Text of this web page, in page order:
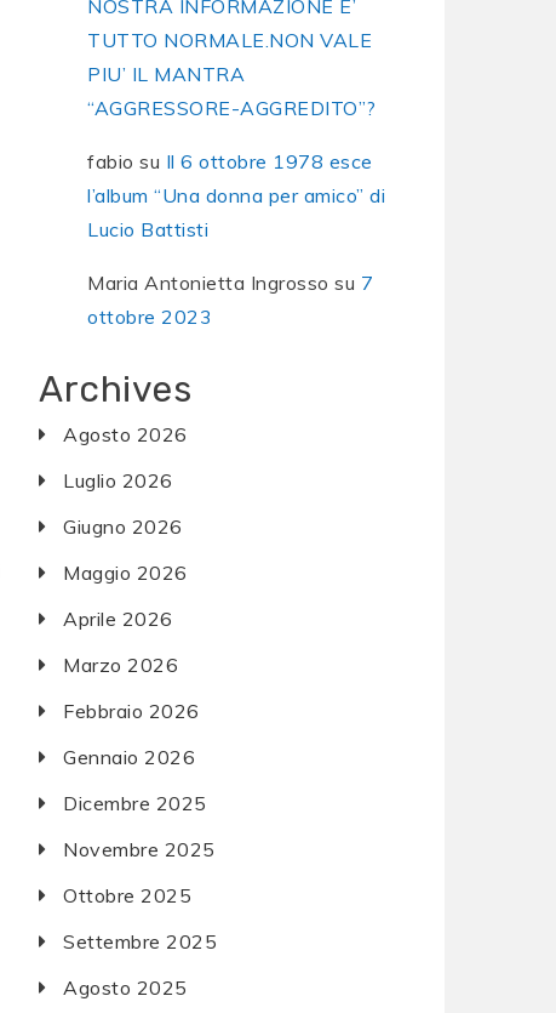
NOSTRA INFORMAZIONE E’
TUTTO NORMALE.NON VALE
PIU’ IL MANTRA
“AGGRESSORE-AGGREDITO”?
fabio su Il 6 ottobre 1978 esce
l’album “Una donna per amico” di
Lucio Battisti
Maria Antonietta Ingrosso su 7
ottobre 2023
Archives
Agosto 2026
Luglio 2026
Giugno 2026
Maggio 2026
Aprile 2026
Marzo 2026
Febbraio 2026
Gennaio 2026
Dicembre 2025
Novembre 2025
Ottobre 2025
Settembre 2025
Agosto 2025